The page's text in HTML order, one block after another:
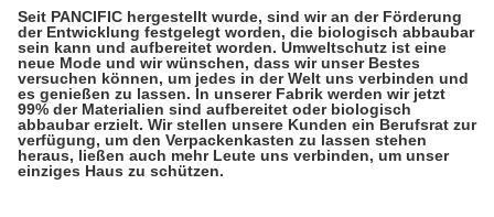
Seit PANCIFIC hergestellt wurde, sind wir an der Förderung
der Entwicklung festgelegt worden, die biologisch abbaubar
sein kann und aufbereitet worden. Umweltschutz ist eine
neue Mode und wir wünschen, dass wir unser Bestes
versuchen können, um jedes in der Welt uns verbinden und
es genießen zu lassen. In unserer Fabrik werden wir jetzt
99% der Materialien sind aufbereitet oder biologisch
abbaubar erzielt. Wir stellen unsere Kunden ein Berufsrat zur
verfügung, um den Verpackenkasten zu lassen stehen
heraus, ließen auch mehr Leute uns verbinden, um unser
einziges Haus zu schützen.